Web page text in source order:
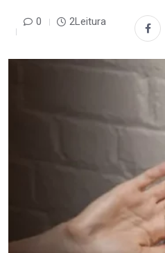
0 2Leitura